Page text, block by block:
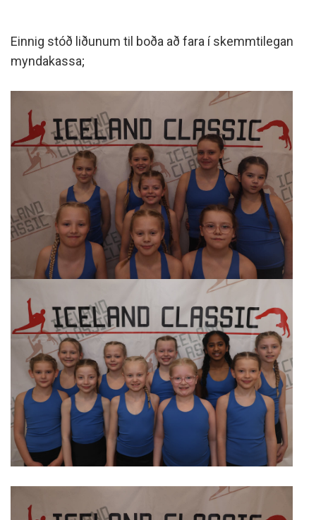
Einnig stóð liðunum til boða að fara í skemmtilegan
myndakassa;